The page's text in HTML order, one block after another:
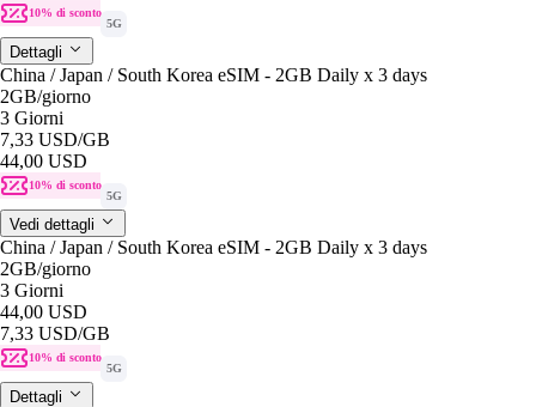
10% di sconto
5G
Dettagli
China / Japan / South Korea eSIM - 2GB Daily x 3 days
2GB/giorno
3 Giorni
7,33 USD/GB
44,00 USD
10% di sconto
5G
Vedi dettagli
China / Japan / South Korea eSIM - 2GB Daily x 3 days
2GB/giorno
3 Giorni
44,00 USD
7,33 USD/GB
10% di sconto
5G
Dettagli